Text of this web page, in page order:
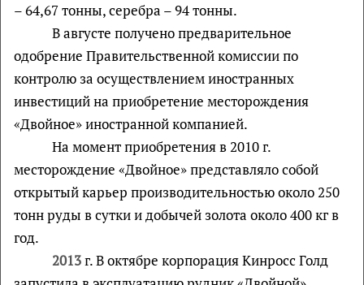
– 64,67 тонны, серебра – 94 тонны.
В августе получено предварительное
одобрение Правительственной комиссии по
контролю за осуществлением иностранных
инвестиций на приобретение месторождения
«Двойное» иностранной компанией.
На момент приобретения в 2010 г.
месторождение «Двойное» представляло собой
открытый карьер производительностью около 250
тонн руды в сутки и добычей золота около 400 кг в
год.
2013г. В октябре корпорация Кинросс Голд